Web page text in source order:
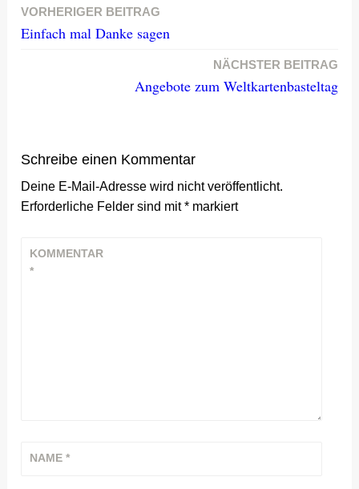
Beitragsnavigation
VORHERIGER BEITRAG
Einfach mal Danke sagen
NÄCHSTER BEITRAG
Angebote zum Weltkartenbasteltag
Schreibe einen Kommentar
Deine E-Mail-Adresse wird nicht veröffentlicht.
Erforderliche Felder sind mit* markiert
KOMMENTAR
*
NAME*